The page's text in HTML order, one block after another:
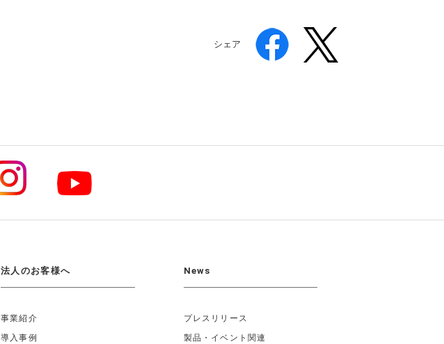
シェア
法人のお客様へ
事業紹介
導入事例
News
プレスリリース
製品・イベント関連